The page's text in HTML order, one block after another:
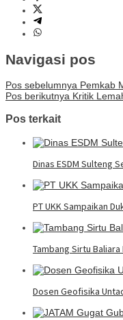
Navigasi pos
Pos sebelumnya Pemkab
Pos berikutnya Kritik
Pos terkait
Dinas ESDM Sulteng
PT UKK Sampaikan
Tambang Sirtu
Dosen Geofisika